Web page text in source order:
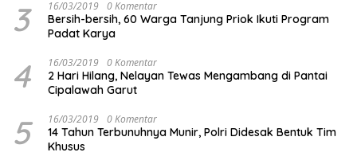
3 16/03/2019 0 Komentar
Bersih-bersih, 60 Warga Tanjung Priok Ikuti Program
Padat Karya
4 16/03/2019 0 Komentar
2 Hari Hilang, Nelayan Tewas Mengambang di Pantai
Cipalawah Garut
5 16/03/2019 0 Komentar
14 Tahun Terbunuhnya Munir, Polri Didesak Bentuk Tim
Khusus